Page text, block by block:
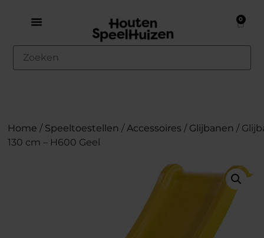
0
Home / Speeltoestellen /Accessoires / Glijbanen /
130 cm – H600 Geel